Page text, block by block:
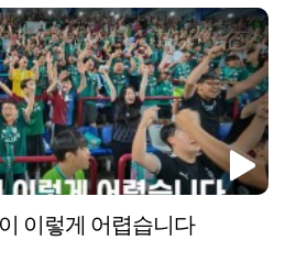
이렇게 어렵습니다